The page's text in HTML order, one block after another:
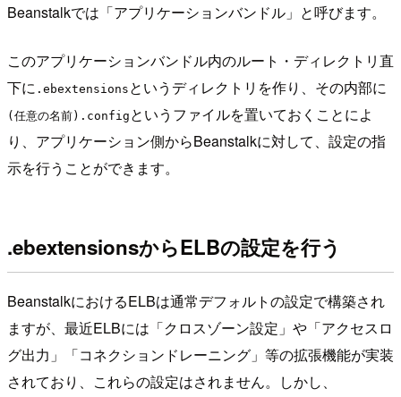
Beanstalkでは「アプリケーションバンドル」と呼びます。
このアプリケーションバンドル内のルート・ディレクトリ直
下に .ebextensions というディレクトリを作り、その内部に
(任意の名前).config というファイルを置いておくことによ
り、アプリケーション側からBeanstalkに対して、設定の指
示を行うことができます。
.ebextensionsからELBの設定を行う
BeanstalkにおけるELBは通常デフォルトの設定で構築され
ますが、最近ELBには「クロスゾーン設定」や「アクセスロ
グ出力」「コネクションドレーニング」等の拡張機能が実装
されており、これらの設定はされません。しかし、